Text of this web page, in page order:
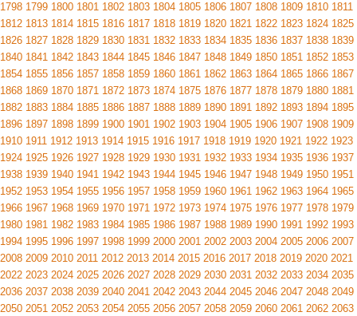
1798 1799 1800 1801 1802 1803 1804 1805 1806 1807 1808 1809 1810 1811
1812 1813 1814 1815 1816 1817 1818 1819 1820 1821 1822 1823 1824 1825
1826 1827 1828 1829 1830 1831 1832 1833 1834 1835 1836 1837 1838 1839
1840 1841 1842 1843 1844 1845 1846 1847 1848 1849 1850 1851 1852 1853
1854 1855 1856 1857 1858 1859 1860 1861 1862 1863 1864 1865 1866 1867
1868 1869 1870 1871 1872 1873 1874 1875 1876 1877 1878 1879 1880 1881
1882 1883 1884 1885 1886 1887 1888 1889 1890 1891 1892 1893 1894 1895
1896 1897 1898 1899 1900 1901 1902 1903 1904 1905 1906 1907 1908 1909
1910 1911 1912 1913 1914 1915 1916 1917 1918 1919 1920 1921 1922 1923
1924 1925 1926 1927 1928 1929 1930 1931 1932 1933 1934 1935 1936 1937
1938 1939 1940 1941 1942 1943 1944 1945 1946 1947 1948 1949 1950 1951
1952 1953 1954 1955 1956 1957 1958 1959 1960 1961 1962 1963 1964 1965
1966 1967 1968 1969 1970 1971 1972 1973 1974 1975 1976 1977 1978 1979
1980 1981 1982 1983 1984 1985 1986 1987 1988 1989 1990 1991 1992 1993
1994 1995 1996 1997 1998 1999 2000 2001 2002 2003 2004 2005 2006 2007
2008 2009 2010 2011 2012 2013 2014 2015 2016 2017 2018 2019 2020 2021
2022 2023 2024 2025 2026 2027 2028 2029 2030 2031 2032 2033 2034 2035
2036 2037 2038 2039 2040 2041 2042 2043 2044 2045 2046 2047 2048 2049
2050 2051 2052 2053 2054 2055 2056 2057 2058 2059 2060 2061 2062 2063